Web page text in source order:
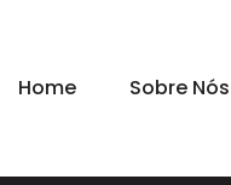
Home Sobre Nós